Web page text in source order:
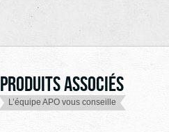
Produits associés
L’équipe APO vous conseille